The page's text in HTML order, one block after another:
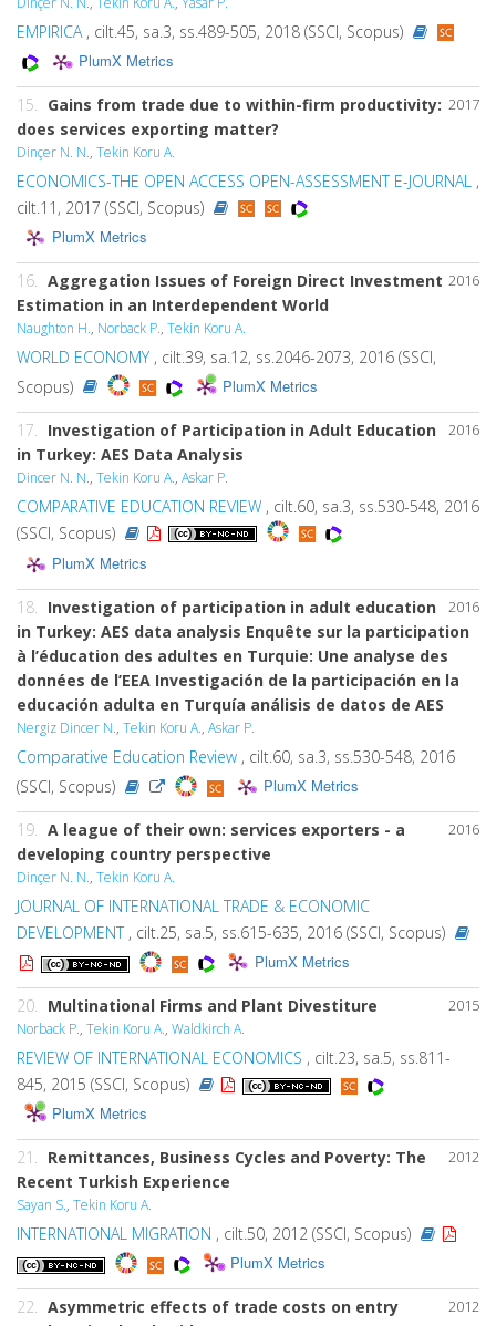
EMPIRICA , cilt.45, sa.3, ss.489-505, 2018 (SSCI, Scopus)
PlumX Metrics
2017
15.
Gains from trade due to within-firm productivity:
does services exporting matter?
Dinçer N. N., Tekin Koru A.
ECONOMICS-THE OPEN ACCESS OPEN-ASSESSMENT E-JOURNAL ,
cilt.11, 2017 (SSCI, Scopus)
PlumX Metrics
2016
16.
Aggregation Issues of Foreign Direct Investment
Estimation in an Interdependent World
Naughton H., Norback P., Tekin Koru A.
WORLD ECONOMY , cilt.39, sa.12, ss.2046-2073, 2016 (SSCI,
Scopus)
PlumX Metrics
2016
17.
Investigation of Participation in Adult Education
in Turkey: AES Data Analysis
Dincer N. N., Tekin Koru A., Askar P.
COMPARATIVE EDUCATION REVIEW , cilt.60, sa.3, ss.530-548, 2016
(SSCI, Scopus)
PlumX Metrics
2016
18. Investigation of participation in adult education
in Turkey: AES data analysis Enquête sur la participation
à l’éducation des adultes en Turquie: Une analyse des
données de l’EEA Investigación de la participación en la
educación adulta en Turquía análisis de datos de AES
Nergiz Dincer N., Tekin Koru A., Askar P.
Comparative Education Review , cilt.60, sa.3, ss.530-548, 2016
(SSCI, Scopus)
PlumX Metrics
2016
19. A league of their own: services exporters - a
developing country perspective
Dinçer N. N., Tekin Koru A.
JOURNAL OF INTERNATIONAL TRADE & ECONOMIC
DEVELOPMENT, cilt.25, sa.5, ss.615-635, 2016 (SSCI, Scopus)
PlumX Metrics
2015
20. Multinational Firms and Plant Divestiture
Norback P., Tekin Koru A., Waldkirch A.
REVIEW OF INTERNATIONAL ECONOMICS , cilt.23, sa.5, ss.811-
845, 2015 (SSCI, Scopus)
PlumX Metrics
2012
21. Remittances, Business Cycles and Poverty: The
Recent Turkish Experience
Sayan S., Tekin Koru A.
INTERNATIONAL MIGRATION , cilt.50, 2012 (SSCI, Scopus)
PlumX Metrics
2012
22. Asymmetric effects of trade costs on entry